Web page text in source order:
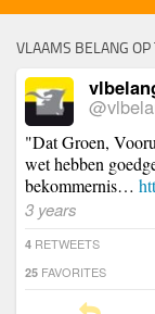
VLAAMS BELANG OP
"Dat Groen,
wet hebben
bekommernis…
3 years
4 RETWEETS
25 FAVORITES